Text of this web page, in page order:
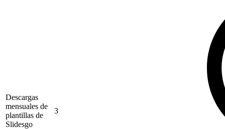
Descargas
mensuales de
plantillas de
Slidesgo
3